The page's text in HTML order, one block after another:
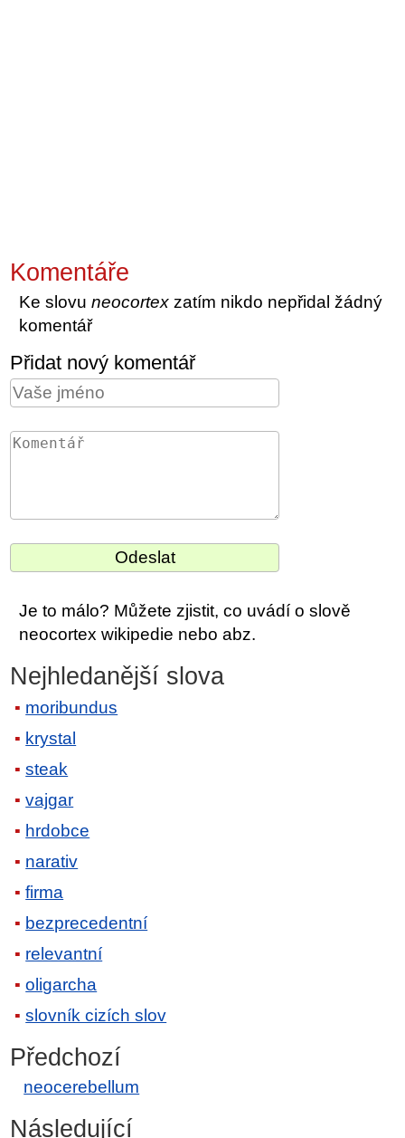
Komentáře
Ke slovuneocortex zatím nikdo nepřidal žádný
komentář
Přidat nový komentář
Je to málo? Můžete zjistit, co uvádí o slově
neocortex wikipedie nebo abz.
Nejhledanější slova
moribundus
krystal
steak
vajgar
hrdobce
narativ
firma
bezprecedentní
relevantní
oligarcha
slovník cizích slov
Předchozí
neocerebellum
Následující